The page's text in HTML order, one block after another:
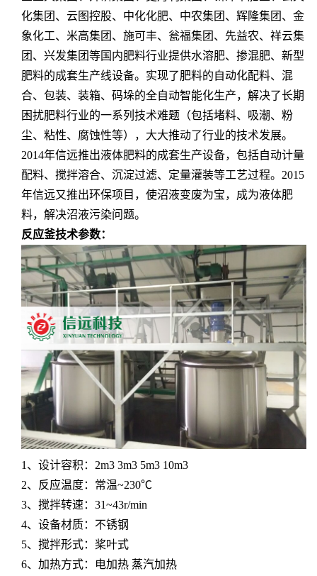
化集团、云图控股、中化化肥、中农集团、辉隆集团、金
象化工、米高集团、施可丰、瓮福集团、先益农、祥云集
团、兴发集团等国内肥料行业提供水溶肥、掺混肥、新型
肥料的成套生产线设备。实现了肥料的自动化配料、混
合、包装、装箱、码垛的全自动智能化生产，解决了长期
困扰肥料行业的一系列技术难题（包括堵料、吸潮、粉
尘、粘性、腐蚀性等），大大推动了行业的技术发展。
2014年信远推出液体肥料的成套生产设备，包括自动计量
配料、搅拌溶合、沉淀过滤、定量灌装等工艺过程。2015
年信远又推出环保项目，使沼液变废为宝，成为液体肥
料，解决沼液污染问题。
反应釜技术参数：
1、设计容积：2m3 3m3 5m3 10m3
2、反应温度：常温~230℃
3、搅拌转速：31~43r/min
4、设备材质：不锈钢
5、搅拌形式：桨叶式
6、加热方式：电加热 蒸汽加热